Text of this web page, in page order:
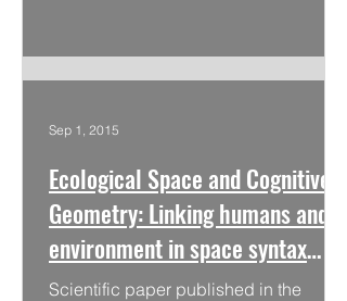
Ecological Space and Cognitive
Geometry: Linking humans and
environment in space syntax
theory
Scientific paper published in the
Sep 1, 2015